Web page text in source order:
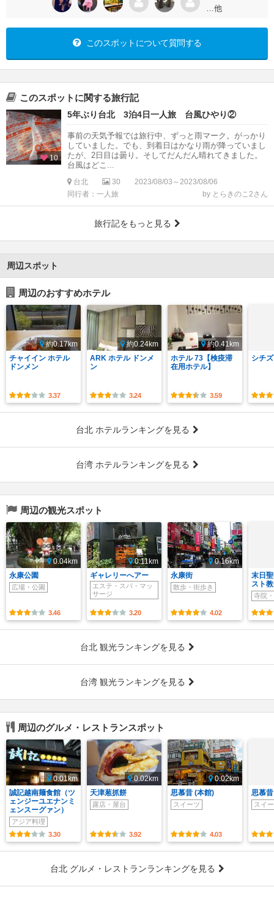
…他
このスポットについて質問する
このスポットに関する旅行記
10
5年ぶり台北 3泊4日一人旅 台風ひやり②
事前の天気予報では旅行中、ずっと雨マーク。がっかり
していました。でも、到着日はかなり雨が降っていまし
たが、2日目は曇り。そしてだんだん晴れてきました。
台風はどこ...
台北 30
2023/08/03～2023/08/06
同行者：一人旅
by とらきのこ2さん
旅行記をもっと見る
周辺スポット
周辺のおすすめホテル
約0.17km
チャイイン ホテル
ドンメン
3.37
約0.24km
ARK ホテル ドンメ
ン
3.24
約0.41km
ホテル 73【検疫滞
在用ホテル】
3.59
シチ
台北 ホテルランキングを見る
台湾 ホテルランキングを見る
周辺の観光スポット
0.04km
永康公園
広場・公園
3.46
0.11km
ギャレリーへアー
エステ・スパ・マッ
サージ
3.20
0.16km
永康街
散歩・街歩き
4.02
末日
スト
寺院
台北 観光ランキングを見る
台湾 観光ランキングを見る
周辺のグルメ・レストランスポット
0.01km
誠記越南麺食館（ツ
ェンジーユエナンミ
ェンスーグァン）
アジア料理
3.30
0.02km
天津葱抓餅
露店・屋台
3.92
0.02km
思慕昔 (本館)
スイーツ
4.03
思慕
スイ
台北 グルメ・レストランランキングを見る